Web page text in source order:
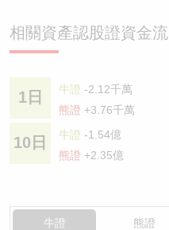
相關資產認股證資金流
1日 牛證 -2.12千萬
熊證 +3.76千萬
10日 牛證 -1.54億
熊證 +2.35億
牛證 熊證